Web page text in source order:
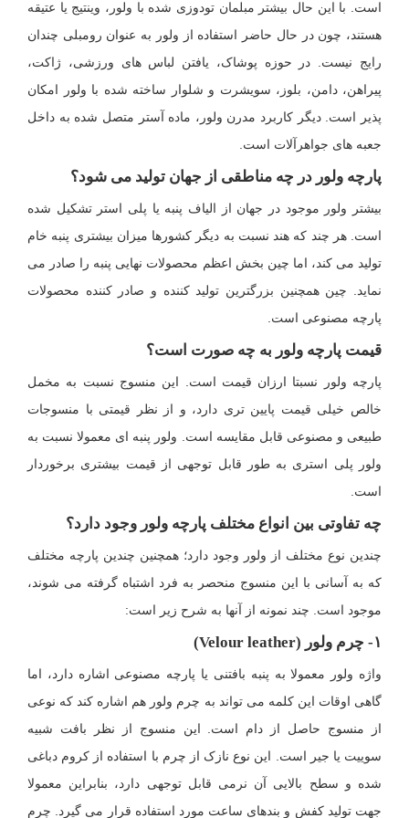
است. با این حال بیشتر مبلمان تودوزی شده با ولور، وینتیج یا عتیقه
هستند، چون در حال حاضر استفاده از ولور به عنوان رومبلی چندان
رایج نیست. در حوزه پوشاک، یافتن لباس های ورزشی، ژاکت،
پیراهن، دامن، بلوز، سویشرت و شلوار ساخته شده با ولور امکان
پذیر است. دیگر کاربرد مدرن ولور، ماده آستر متصل شده به داخل
جعبه های جواهرآلات است.
پارچه ولور در چه مناطقی از جهان تولید می شود؟
بیشتر ولور موجود در جهان از الیاف پنبه یا پلی استر تشکیل شده
است. هر چند که هند نسبت به دیگر کشورها میزان بیشتری پنبه خام
تولید می کند، اما چین بخش اعظم محصولات نهایی پنبه را صادر می
نماید. چین همچنین بزرگترین تولید کننده و صادر کننده محصولات
پارچه مصنوعی است.
قیمت پارچه ولور به چه صورت است؟
پارچه ولور نسبتا ارزان قیمت است. این منسوج نسبت به مخمل
خالص خیلی قیمت پایین تری دارد، و از نظر قیمتی با منسوجات
طبیعی و مصنوعی قابل مقایسه است. ولور پنبه ای معمولا نسبت به
ولور پلی استری به طور قابل توجهی از قیمت بیشتری برخوردار
است.
چه تفاوتی بین انواع مختلف پارچه ولور وجود دارد؟
چندین نوع مختلف از ولور وجود دارد؛ همچنین چندین پارچه مختلف
که به آسانی با این منسوج منحصر به فرد اشتباه گرفته می شوند،
موجود است. چند نمونه از آنها به شرح زیر است:
۱- چرم ولور ( Velour leather
)
واژه ولور معمولا به پنبه بافتنی یا پارچه مصنوعی اشاره دارد، اما
گاهی اوقات این کلمه می تواند به چرم ولور هم اشاره کند که نوعی
از منسوج حاصل از دام است. این منسوج از نظر بافت شبیه
سوییت یا جیر است. این نوع نازک از چرم با استفاده از کروم دباغی
شده و سطح بالایی آن نرمی قابل توجهی دارد، بنابراین معمولا
جهت تولید کفش و بندهای ساعت مورد استفاده قرار می گیرد. چرم